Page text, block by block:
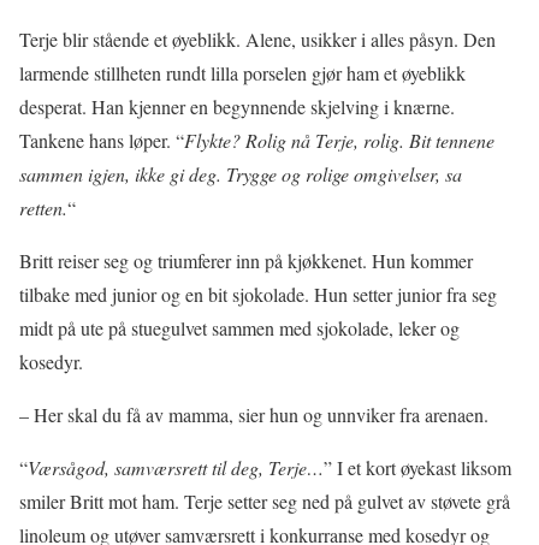
Terje blir stående et øyeblikk. Alene, usikker i alles påsyn. Den
larmende stillheten rundt lilla porselen gjør ham et øyeblikk
desperat. Han kjenner en begynnende skjelving i knærne.
Tankene hans løper. “Flykte? Rolig nå Terje, rolig. Bit tennene
sammen igjen, ikke gi deg. Trygge og rolige omgivelser, sa
retten.“
Britt reiser seg og triumferer inn på kjøkkenet. Hun kommer
tilbake med junior og en bit sjokolade. Hun setter junior fra seg
midt på ute på stuegulvet sammen med sjokolade, leker og
kosedyr.
– Her skal du få av mamma, sier hun og unnviker fra arenaen.
“Værsågod, samværsrett til deg, Terje…” I et kort øyekast liksom
smiler Britt mot ham. Terje setter seg ned på gulvet av støvete grå
linoleum og utøver samværsrett i konkurranse med kosedyr og